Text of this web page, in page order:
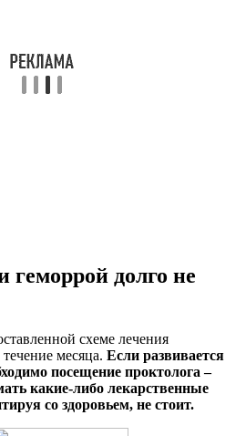
геморрой долго не
схеме лечения
месяца. Если развивается
посещение проктолога –
какие-либо лекарственные
со здоровьем, не стоит.